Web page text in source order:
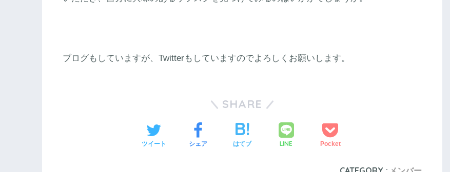
ブログもしていますが、Twitterもしていますのでよろしくお願いします。
SHARE
ツイート シェア はてブ LINE Pocket